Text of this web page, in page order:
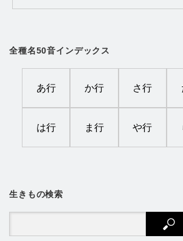
全種名50音インデックス
あ行 か行 さ行
は行 ま行 や行
生きもの検索